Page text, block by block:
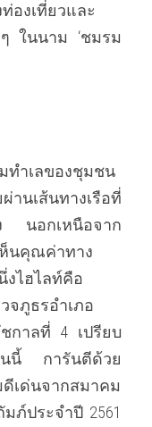
องเที่ยวและ
ในนาม ‘ชมรม
ทำเลของชุมชน
นเส้นทางเรือที่
นอกเหนือจาก
ห็นคุณค่าทาง
งไฮไลท์คือ
จภูธรอำเภอ
กาลที่ 4 เปรียบ
นนี้ การันตีด้วย
เด่นจากสมาคม
ภ์ประจำปี 2561